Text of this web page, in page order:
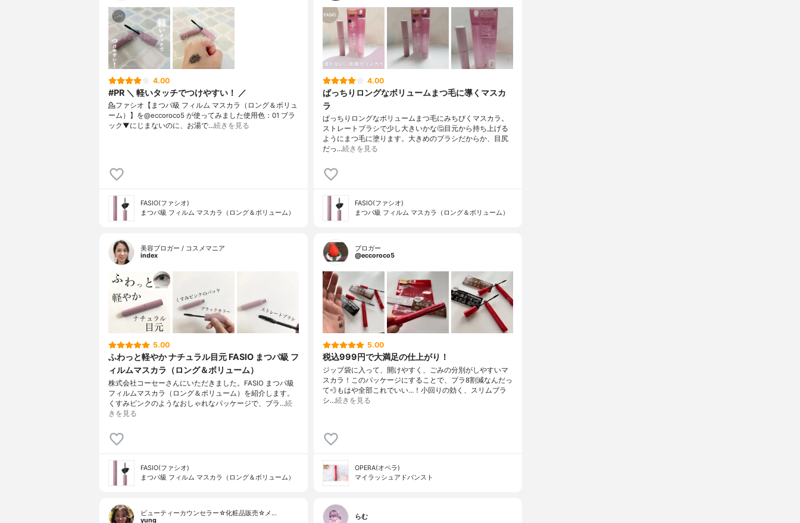
4.00
#PR ＼ 軽いタッチでつけやすい！ ／
💁ファシオ【まつパ級 フィルム マスカラ（ロング＆ボリュ
ーム）】を@eccoroco5 が使ってみました⁡使用色：01 ブラ
ック⁡⁡▼⁡⁡にじまないのに、お湯で…続きを見る
FASIO(ファシオ)
まつパ級 フィルム マスカラ（ロング＆ボリューム）
4.00
ぱっちりロングなボリュームまつ毛に導くマスカ
ラ
ぱっちりロングなボリュームまつ毛にみちびくマスカラ。
ストレートブラシで少し大きいかな🤔目元から持ち上げる
ようにまつ毛に塗ります。大きめのブラシだからか、目尻
だっ…続きを見る
FASIO(ファシオ)
まつパ級 フィルム マスカラ（ロング＆ボリューム）
美容ブロガー / コスメマニア
index
5.00
ふわっと軽やか ナチュラル目元 FASIO まつパ級 フ
ィルムマスカラ（ロング＆ボリューム）
株式会社コーセーさんにいただきました。FASIO まつパ級
フィルムマスカラ（ロング＆ボリューム）を紹介します。
くすみピンクのようなおしゃれなパッケージで、ブラ…続
きを見る
FASIO(ファシオ)
まつパ級 フィルム マスカラ（ロング＆ボリューム）
ブロガー
@eccoroco5
5.00
税込999円で大満足の仕上がり！
ジップ袋に入って、開けやすく、ごみの分別がしやすいマ
スカラ！このパッケージにすることで、プラ8割減なんだっ
て💨もはや全部これでいい…！小回りの効く、スリムブラ
シ…続きを見る
OPERA(オペラ)
マイラッシュアドバンスト
ビューティーカウンセラー☆化粧品販売☆メ…
yung
らむ